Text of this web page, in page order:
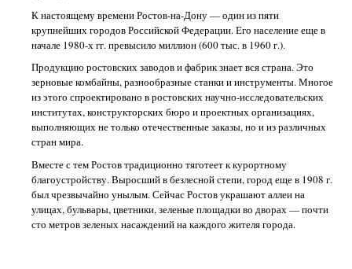
К настоящему времени Ростов-на-Дону — один из пяти
крупнейших городов Российской Федерации. Его население еще в
начале 1980-х гг. превысило миллион (600 тыс. в 1960 г.).
Продукцию ростовских заводов и фабрик знает вся страна. Это
зерновые комбайны, разнообразные станки и инструменты. Многое
из этого спроектировано в ростовских научно-исследовательских
институтах, конструкторских бюро и проектных организациях,
выполняющих не только отечественные заказы, но и из различных
стран мира.
Вместе с тем Ростов традиционно тяготеет к курортному
благоустройству. Выросший в безлесной степи, город еще в 1908 г.
был чрезвычайно унылым. Сейчас Ростов украшают аллеи на
улицах, бульвары, цветники, зеленые площадки во дворах — почти
сто метров зеленых насаждений на каждого жителя города.